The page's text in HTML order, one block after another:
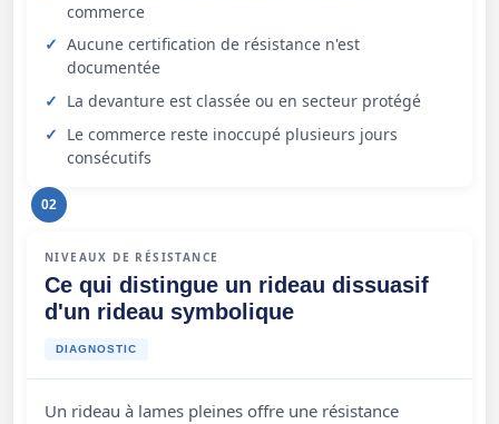
commerce
Aucune certification de résistance n'est
documentée
La devanture est classée ou en secteur protégé
Le commerce reste inoccupé plusieurs jours
consécutifs
02
NIVEAUX DE RÉSISTANCE
Ce qui distingue un rideau dissuasif
d'un rideau symbolique
DIAGNOSTIC
Un rideau à lames pleines offre une résistance